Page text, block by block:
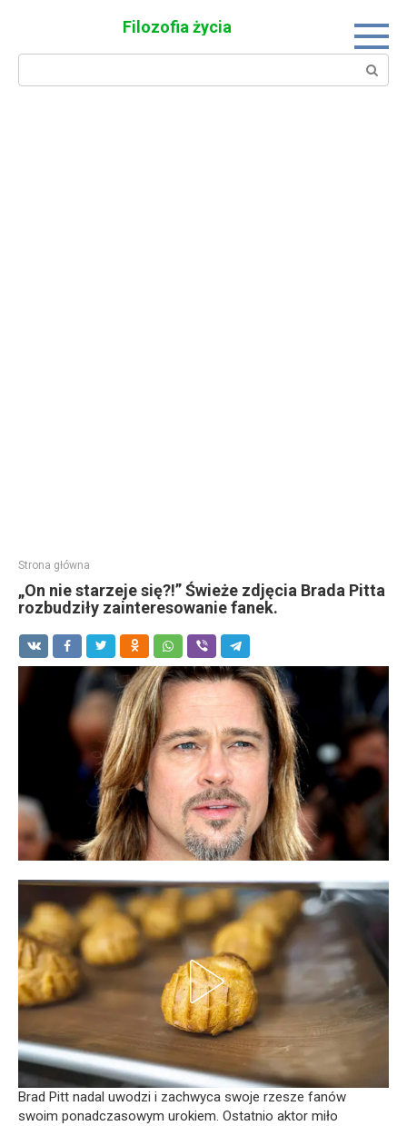
Filozofia życia
Search:
Strona główna
„On nie starzeje się?!” Świeże zdjęcia Brada Pitta
rozbudziły zainteresowanie fanek.
Brad Pitt nadal uwodzi i zachwyca swoje rzesze fanów
swoim ponadczasowym urokiem. Ostatnio aktor miło